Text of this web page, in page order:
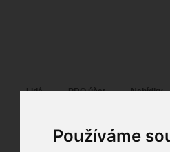
Používáme
Lidé PRO účet Nabídky